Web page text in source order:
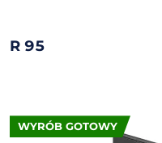
R 95
WYRÓB GOTOWY